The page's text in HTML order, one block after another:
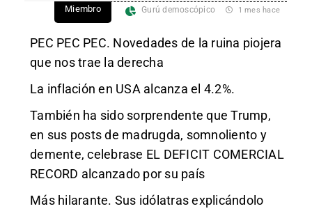
Miembro Gurú demoscópico 1 mes hace
PEC PEC PEC. Novedades de la ruina piojera
que nos trae la derecha
La inflación en USA alcanza el 4.2%.
También ha sido sorprendente que Trump,
en sus posts de madrugda, somnoliento y
demente, celebrase EL DEFICIT COMERCIAL
RECORD alcanzado por su país
Más hilarante. Sus idólatras explicándolo